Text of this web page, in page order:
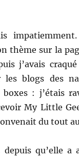
thème sur la
j’avais
les blogs des
boxes : j’étais
My Little
du tout
qu’elle a